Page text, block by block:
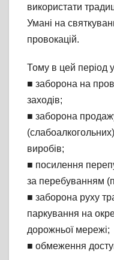
використати
Умані на
провокацій.
Тому в цей період у
■ заборона на
заходів;
■ заборона
виробів;
■ посилення
за перебуванням
■ заборона руху
паркування на
дорожньої мережі;
■ обмеження